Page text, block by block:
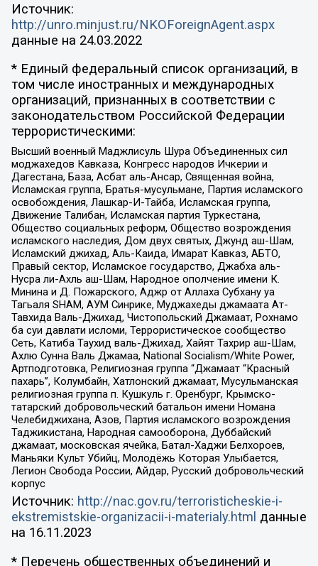
Источник:
http://unro.minjust.ru/NKOForeignAgent.aspx
данные на 24.03.2022
* Единый федеральный список организаций, в
том числе иностранных и международных
организаций, признанных в соответствии с
законодательством Российской Федерации
террористическими:
Высший военный Маджлисуль Шура Объединенных сил
моджахедов Кавказа, Конгресс народов Ичкерии и
Дагестана, База, Асбат аль-Ансар, Священная война,
Исламская группа, Братья-мусульмане, Партия исламского
освобождения, Лашкар-И-Тайба, Исламская группа,
Движение Талибан, Исламская партия Туркестана,
Общество социальных реформ, Общество возрождения
исламского наследия, Дом двух святых, Джунд аш-Шам,
Исламский джихад, Аль-Каида, Имарат Кавказ, АБТО,
Правый сектор, Исламское государство, Джабха аль-
Нусра ли-Ахль аш-Шам, Народное ополчение имени К.
Минина и Д. Пожарского, Аджр от Аллаха Субхану уа
Тагьаля SHAM, АУМ Синрике, Муджахеды джамаата Ат-
Тавхида Валь-Джихад, Чистопольский Джамаат, Рохнамо
ба суи давлати исломи, Террористическое сообщество
Сеть, Катиба Таухид валь-Джихад, Хайят Тахрир аш-Шам,
Ахлю Сунна Валь Джамаа, National Socialism/White Power,
Артподготовка, Религиозная группа “Джамаат “Красный
пахарь”, Колумбайн, Хатлонский джамаат, Мусульманская
религиозная группа п. Кушкуль г. Оренбург, Крымско-
татарский добровольческий батальон имени Номана
Челебиджихана, Азов, Партия исламского возрождения
Таджикистана, Народная самооборона, Дуббайский
джамаат, московская ячейка, Батал-Хаджи Белхороев,
Маньяки Культ Убийц, Молодёжь Которая Улыбается,
Легион Свобода России, Айдар, Русский добровольческий
корпус
Источник: http://nac.gov.ru/terroristicheskie-i-
ekstremistskie-organizacii-i-materialy.html данные
на 16.11.2023
* Перечень общественных объединений и